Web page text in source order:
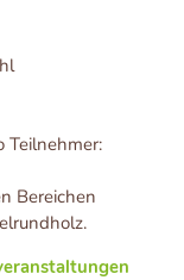
Teilnehmer:
Bereichen